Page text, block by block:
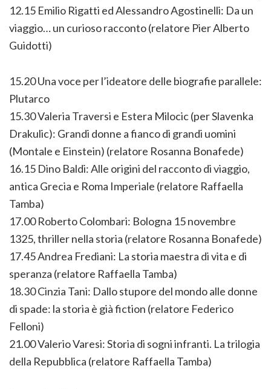
12.15 Emilio Rigatti ed Alessandro Agostinelli: Da un
viaggio… un curioso racconto (relatore Pier Alberto
Guidotti)
15.20 Una voce per l’ideatore delle biografie parallele:
Plutarco
15.30 Valeria Traversi e Estera Milocic (per Slavenka
Drakulic): Grandi donne a fianco di grandi uomini
(Montale e Einstein) (relatore Rosanna Bonafede)
16.15 Dino Baldi: Alle origini del racconto di viaggio,
antica Grecia e Roma Imperiale (relatore Raffaella
Tamba)
17.00 Roberto Colombari: Bologna 15 novembre
1325, thriller nella storia (relatore Rosanna Bonafede)
17.45 Andrea Frediani: La storia maestra di vita e di
speranza (relatore Raffaella Tamba)
18.30 Cinzia Tani: Dallo stupore del mondo alle donne
di spade: la storia è già fiction (relatore Federico
Felloni)
21.00 Valerio Varesi: Storia di sogni infranti. La trilogia
della Repubblica (relatore Raffaella Tamba)